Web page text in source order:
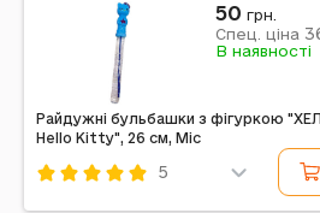
Райдужні бульбашки з фігуркою
Hello Kitty", 26 см, Mic
5
50 грн.
Спец. ціна
В наявності